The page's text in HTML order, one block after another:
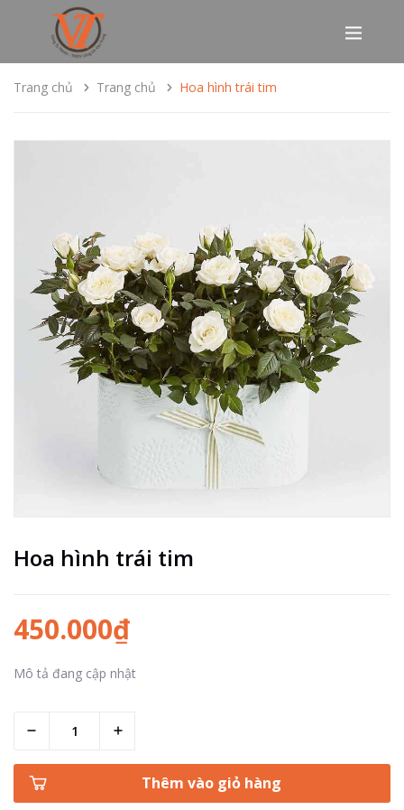
Trang chủ Trang chủ Hoa hình trái tim
Hoa hình trái tim
450.000₫
Mô tả đang cập nhật
Thêm vào giỏ hàng